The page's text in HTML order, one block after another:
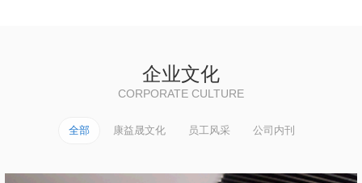
企业文化
CORPORATE CULTURE
全部 康益晟文化 员工风采 公司内刊